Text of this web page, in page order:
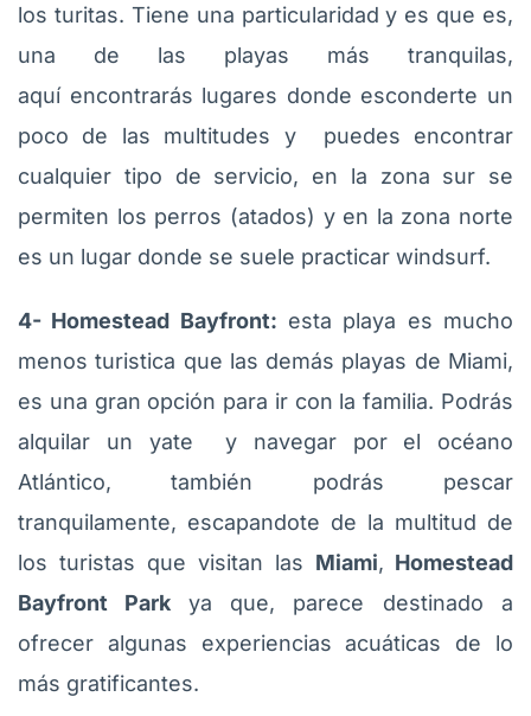
los turitas. Tiene una particularidad y es que es,
una de las playas más tranquilas,
aquí encontrarás lugares donde esconderte un
poco de las multitudes y puedes encontrar
cualquier tipo de servicio, en la zona sur se
permiten los perros (atados) y en la zona norte
es un lugar donde se suele practicar windsurf.
4- Homestead Bayfront: esta playa es mucho
menos turistica que las demás playas de Miami,
es una gran opción para ir con la familia. Podrás
alquilar un yate y navegar por el océano
Atlántico, también podrás pescar
tranquilamente, escapandote de la multitud de
los turistas que visitan las Miami, Homestead
Bayfront Park ya que, parece destinado a
ofrecer algunas experiencias acuáticas de lo
más gratificantes.